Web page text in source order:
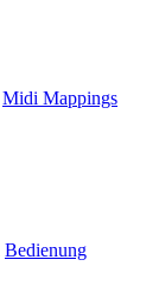
Midi Mappings
Bedienung